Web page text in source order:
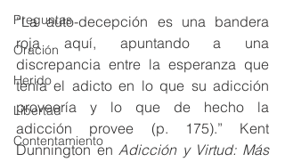
Preguntas
Oración
Herido
Libertad
Contentamiento
“La auto-decepción es una bandera
roja aquí, apuntando a una
discrepancia entre la esperanza que
tenía el adicto en lo que su adicción
proveería y lo que de hecho la
adicción provee (p. 175).” Kent
Dunnington en Adicción y Virtud: Más